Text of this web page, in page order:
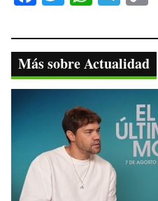
bo
ok
tte
r
ts
A
pp
gr
a
m
Li
Más sobre Actualidad